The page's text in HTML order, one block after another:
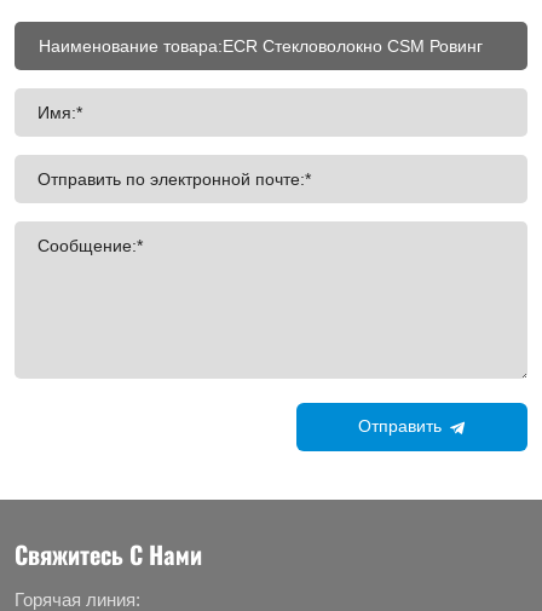
Имя:*
Отправить по электронной почте:*
Сообщение:*
Отправить
Свяжитесь С Нами
Горячая линия: